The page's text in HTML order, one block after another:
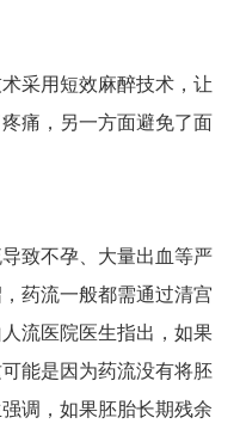
采用短效麻醉技术，让
痛，另一方面避免了面
致不孕、大量出血等严
药流一般都需通过清宫
流医院医生指出，如果
能是因为药流没有将胚
调，如果胚胎长期残余